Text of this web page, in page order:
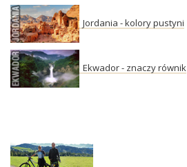
Jordania - kolory pustyni
Ekwador - znaczy równik